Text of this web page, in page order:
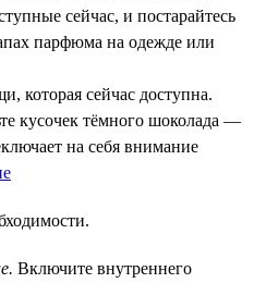
сейчас, и постарайтесь
парфюма на одежде или
которая сейчас доступна.
кусочек тёмного шоколада —
на себя внимание
Включите внутреннего